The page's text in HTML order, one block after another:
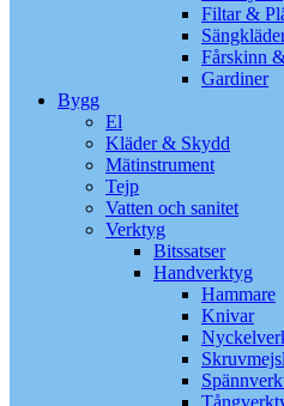
Filtar &
Fårskinn
Gardiner
Bygg
El
Kläder & Skydd
Mätinstrument
Tejp
Vatten och sanitet
Verktyg
Bitssatser
Handverktyg
Hammare
Knivar